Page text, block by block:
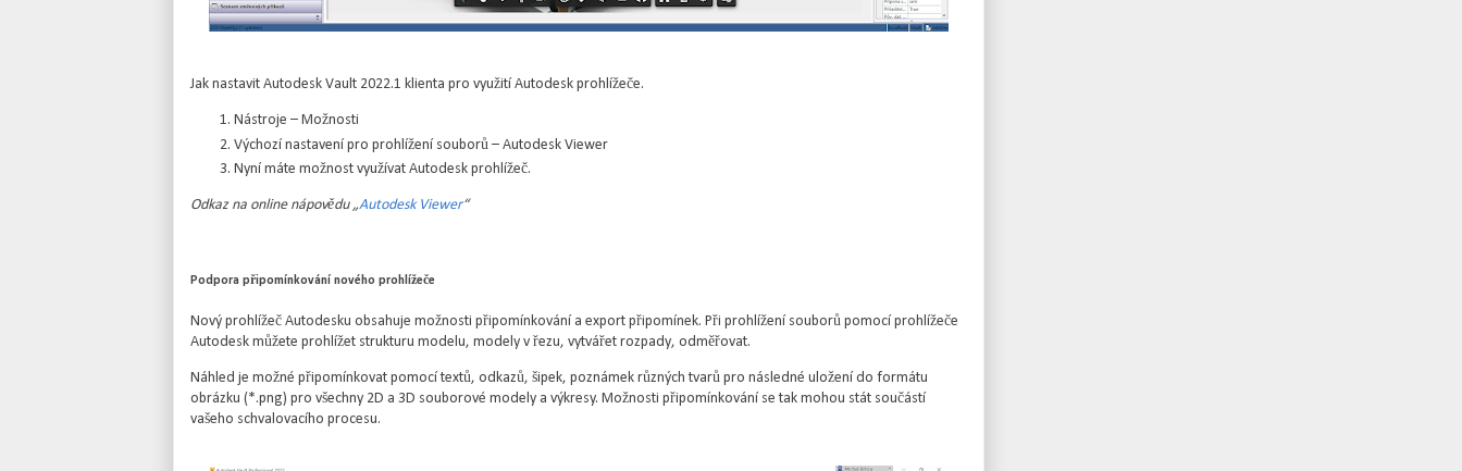
Jak nastavit Autodesk Vault 2022.1 klienta pro využití Autodesk prohlížeče.
Nástroje – Možnosti
Výchozí nastavení pro prohlížení souborů – Autodesk Viewer
Nyní máte možnost využívat Autodesk prohlížeč.
Odkaz na online nápovědu „Autodesk Viewer“
Podpora připomínkování nového prohlížeče
Nový prohlížeč Autodesku obsahuje možnosti připomínkování a export připomínek. Při prohlížení souborů pomocí prohlížeče
Autodesk můžete prohlížet strukturu modelu, modely v řezu, vytvářet rozpady, odměřovat.
Náhled je možné připomínkovat pomocí textů, odkazů, šipek, poznámek různých tvarů pro následné uložení do formátu
obrázku (*.png) pro všechny 2D a 3D souborové modely a výkresy. Možnosti připomínkování se tak mohou stát součástí
vašeho schvalovacího procesu.